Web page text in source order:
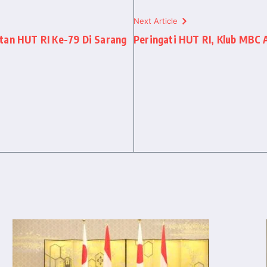
HUT RI Ke-79 Di Sarang
Next Article
Peringati HUT RI, Klub MBC